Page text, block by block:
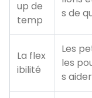
up de
temp
s de
La flex
ibilité
Les
les
s